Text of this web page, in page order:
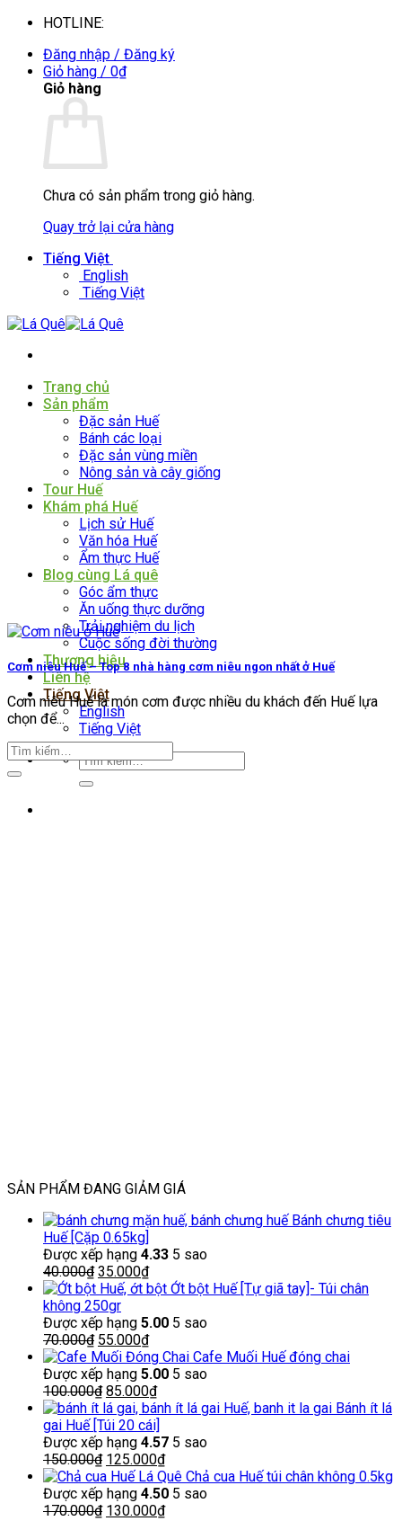
dung
HOTLINE:
Đăng nhập / Đăng ký
Giỏ hàng / 0₫
Giỏ hàng
Chưa có sản phẩm trong giỏ hàng.
Quay trở lại cửa hàng
Tiếng Việt
English
Tiếng Việt
Trang chủ
Sản phẩm
Đặc sản Huế
Bánh các loại
Đặc sản vùng miền
Nông sản và cây giống
Tour Huế
Khám phá Huế
Lịch sử Huế
Văn hóa Huế
Ẩm thực Huế
Blog cùng Lá quê
Góc ẩm thực
Ăn uống thực dưỡng
Trải nghiệm du lịch
Cuộc sống đời thường
Thương hiệu
Liên hệ
Tiếng Việt
English
Tiếng Việt
Tìm
kiếm:
Cơm niêu Huế – Top 8 nhà hàng cơm niêu ngon nhất ở Huế
Cơm niêu Huế là món cơm được nhiều du khách đến Huế lựa
chọn để...
SẢN PHẨM ĐANG GIẢM GIÁ
Bánh chưng tiêu
Huế [Cặp 0.65kg]
Được xếp hạng 4.33 5 sao
40.000₫ Giá
gốc
là:
40.000₫.
35.000₫Giá
hiện
là:
35.000₫.
Ớt bột Huế [Tự giã tay]- Túi chân
không 250gr
Được xếp hạng 5.00 5 sao
70.000₫ Giá
gốc
là:
70.000₫.
55.000₫Giá
hiện
tại
là:
55.000₫.
Cafe Muối Huế đóng chai
Được xếp hạng 5.00 5 sao
100.000₫ Giá
gốc
là:
100.000₫.
85.000₫Giá
hiện
tại
là:
85.000₫.
Bánh ít lá
gai Huế [Túi 20 cái]
Được xếp hạng 4.57 5 sao
150.000₫ Giá
gốc
là:
150.000₫.
125.000₫Giá
hiện
tại
là:
Chả cua Huế túi chân không 0.5kg
Được xếp hạng 4.50 5 sao
170.000₫ Giá
130.000₫Giá